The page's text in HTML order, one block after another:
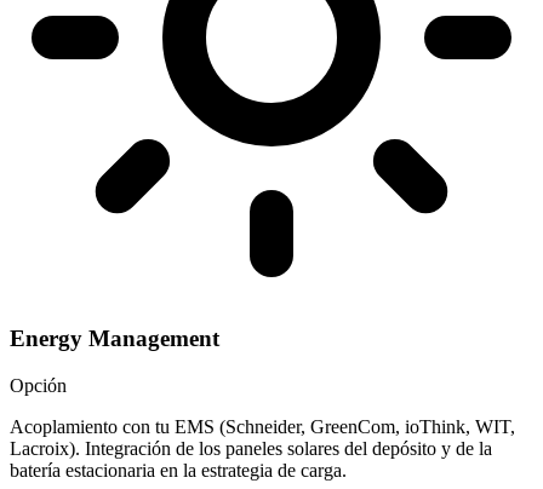
Energy Management
Opción
Acoplamiento con tu EMS (Schneider, GreenCom, ioThink, WIT,
Lacroix). Integración de los paneles solares del depósito y de la
batería estacionaria en la estrategia de carga.